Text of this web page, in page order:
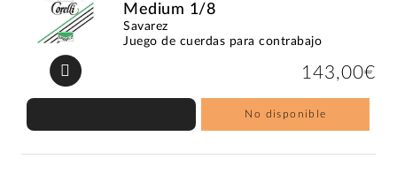
Medium 1/8
Savarez
Juego de cuerdas para contrabajo
143,00€
No disponible